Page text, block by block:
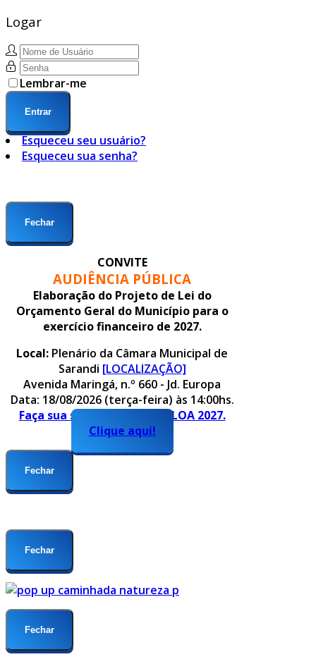
Logar
Lembrar-me
Entrar
Esqueceu seu usuário?
Esqueceu sua senha?
Fechar
CONVITE
AUDIÊNCIA PÚBLICA
Elaboração do Projeto de Lei do
Orçamento Geral do Município para o
exercício financeiro de 2027.
Local: Plenário da Câmara Municipal de
Sarandi [LOCALIZAÇÃO]
Avenida Maringá, n.º 660 - Jd. Europa
Data: 18/08/2026 (terça-feira) às 14:00hs.
Faça sua sugestão para o PLOA 2027.
Clique aqui!
Fechar
Fechar
Fechar